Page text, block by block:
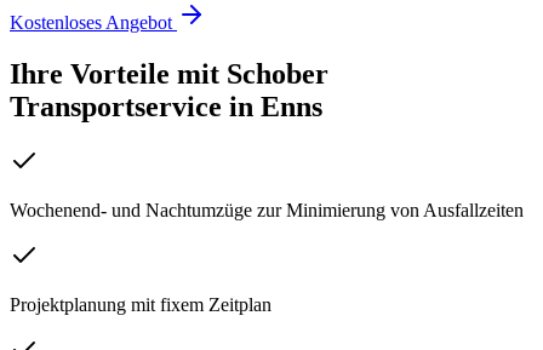
Kostenloses Angebot
Ihre Vorteile mit Schober
Transportservice in Enns
Wochenend- und Nachtumzüge zur Minimierung von Ausfallzeiten
Projektplanung mit fixem Zeitplan